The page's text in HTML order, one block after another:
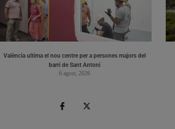
València ultima el nou centre per a persones majors del
barri de Sant Antoni
6 agost, 2026